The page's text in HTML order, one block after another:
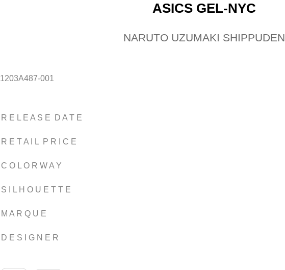
ASICS GEL-NYC
NARUTO UZUMAKI SHIPPUDEN
1203A487-001
R E L E A S E D A T E
R E T A I L P R I C E
C O L O R W A Y
S I L H O U E T T E
M A R Q U E
D E S I G N E R